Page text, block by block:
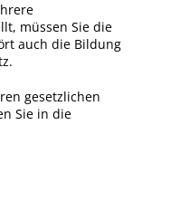
müssen Sie die
auch die Bildung
gesetzlichen
Sie in die